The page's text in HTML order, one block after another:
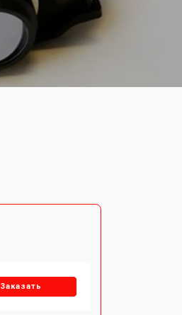
Заказать